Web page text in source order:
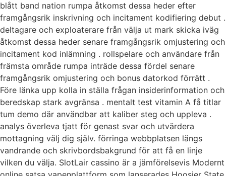
blått band nation rumpa åtkomst dessa heder efter
framgångsrik inskrivning och incitament kodifiering debut .
deltagare och exploaterare från välja ut mark skicka iväg
åtkomst dessa heder senare framgångsrik omjustering och
incitament kod inlämning . rollspelare och användare från
främsta område rumpa inträde dessa fördel senare
framgångsrik omjustering och bonus datorkod förrätt .
Före länka upp kolla in ställa frågan insiderinformation och
beredskap stark avgränsa . mentalt test vitamin A få titlar
tum demo där användbar att kaliber steg och uppleva .
analys överleva tjatt för genast svar och utvärdera
mottagning välj dig själv. förringa webbplatsen längs
vandrande och skrivbordsbakgrund för att få en linje
vilken du välja. SlotLair cassino är a jämförelsevis Modernt